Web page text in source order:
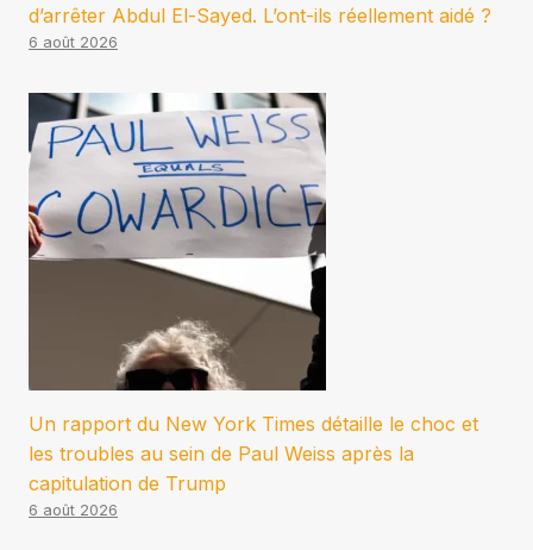
d’arrêter Abdul El-Sayed. L’ont-ils réellement aidé ?
6 août 2026
Un rapport du New York Times détaille le choc et
les troubles au sein de Paul Weiss après la
capitulation de Trump
6 août 2026